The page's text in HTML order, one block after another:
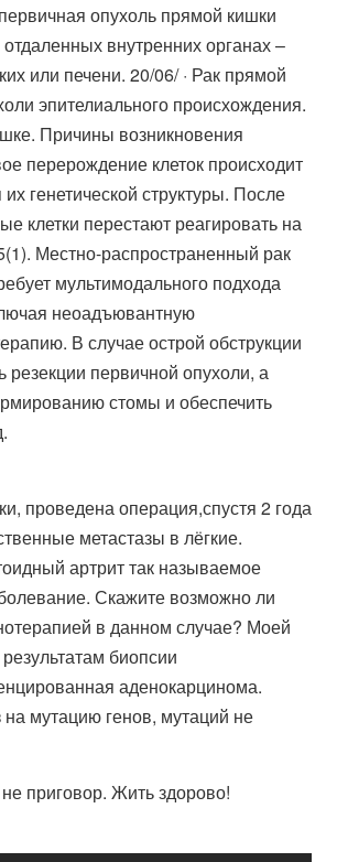
опухоль прямой кишки
внутренних органах –
или печени. 20/06/ · Рак прямой
эпителиального происхождения.
Причины возникновения
перерождение клеток происходит
генетической структуры. После
клетки перестают реагировать на
Местно-распространенный рак
мультимодального подхода
неоадъювантную
В случае острой обструкции
резекции первичной опухоли, а
стомы и обеспечить
проведена операция,спустя 2 года
метастазы в лёгкие.
артрит так называемое
Скажите возможно ли
в данном случае? Моей
биопсии
аденокарцинома.
мутацию генов, мутаций не
приговор. Жить здорово!